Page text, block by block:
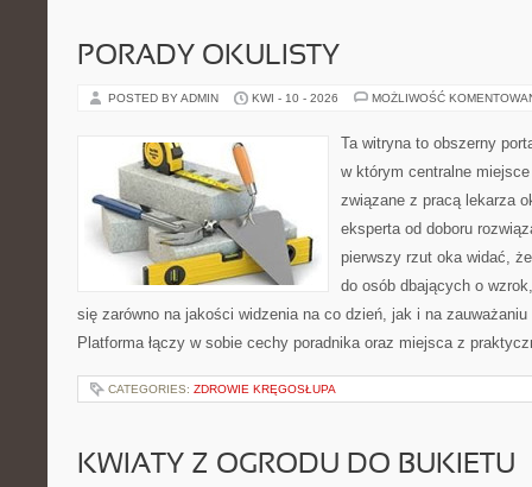
PORADY OKULISTY
POSTED BY ADMIN KWI - 10 - 2026 MOŻLIWOŚĆ
Ta witryna to obszerny
w którym centralne
związane z pracą lekarza
eksperta od doboru
pierwszy rzut oka widać,
do osób dbających o
się zarówno na jakości widzenia na co dzień, jak i na
Platforma łączy w sobie cechy poradnika oraz miejsca z
CATEGORIES: ZDROWIE KRĘGOSŁUPA
KWIATY Z OGRODU DO BUKIETU